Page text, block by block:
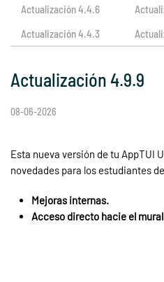
Actualización 4.4.6
Actualización 4.4.3
Actualización 4.9.9
08-06-2026
Esta nueva versión de tu AppTUI
novedades para los estudiantes
Mejoras internas.
Acceso directo hacie el